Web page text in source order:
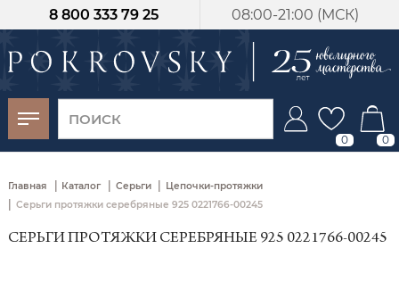
08:00-21:00 (МСК)
8 800 333 79 25
0 0
Главная | Каталог | Серьги | Цепочки-протяжки
| Серьги протяжки серебряные 925 0221766-00245
СЕРЬГИ ПРОТЯЖКИ СЕРЕБРЯНЫЕ 925 0221766-00245
-30%
от 15 дней с
момента оплаты